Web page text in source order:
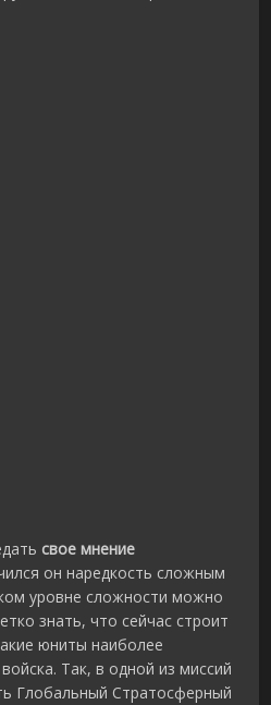
свое мнение
он наредкость сложным
уровне сложности можно
знать, что сейчас строит
юниты наиболее
Так, в одной из миссий
Глобальный Стратосферный